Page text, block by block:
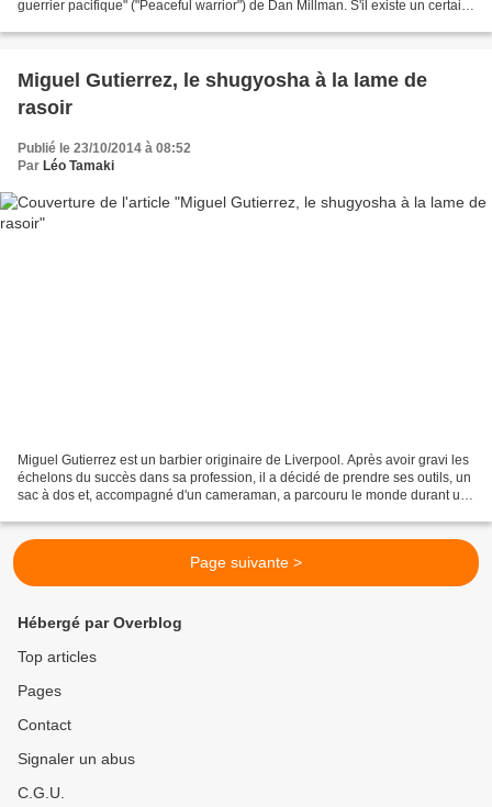
guerrier pacifique" ("Peaceful warrior") de Dan Millman. S'il existe un certain
Miguel Gutierrez, le shugyosha à la lame de
rasoir
Publié le 23/10/2014 à 08:52
Par Léo Tamaki
Miguel Gutierrez est un barbier originaire de Liverpool. Après avoir gravi les
échelons du succès dans sa profession, il a décidé de prendre ses outils, un
sac à dos et, accompagné d'un cameraman, a parcouru le monde durant un
Page suivante >
Hébergé par Overblog
Top articles
Pages
Contact
Signaler un abus
C.G.U.